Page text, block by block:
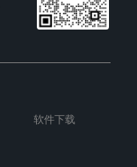
软件下载